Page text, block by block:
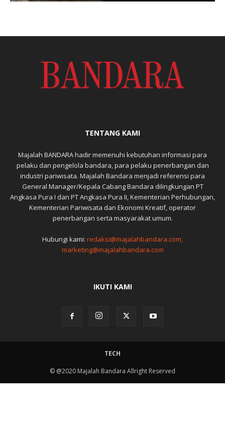
TENTANG KAMI
Majalah BANDARA hadir memenuhi kebutuhan informasi para
pelaku dan pengelola bandara, para pelaku penerbangan dan
industri pariwisata. Majalah Bandara menjadi referensi para
General Manager/Kepala Cabang Bandara dilingkungan PT
Angkasa Pura I dan PT Angkasa Pura II, Kementerian Perhubungan,
Kementerian Pariwisata dan Ekonomi Kreatif, operator
penerbangan serta masyarakat umum.
Hubungi kami: redaksi@majalahbandara.com,
marketing@majalahbandara.com
IKUTI KAMI
TECH
© @2020 Majalah Bandara Allright Reserved